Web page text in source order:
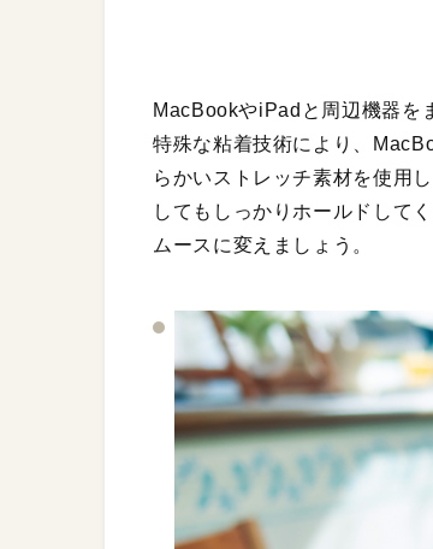
MacBookやiPadと周辺機器を
特殊な粘着技術により、
らかいストレッチ素材を使用
してもしっかりホールドして
ムースに変えましょう。